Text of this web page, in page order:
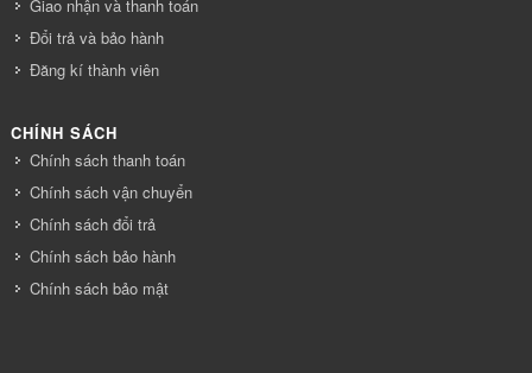
Giao nhận và thanh toán
Đổi trả và bảo hành
Đăng kí thành viên
CHÍNH SÁCH
Chính sách thanh toán
Chính sách vận chuyển
Chính sách đổi trả
Chính sách bảo hành
Chính sách bảo mật